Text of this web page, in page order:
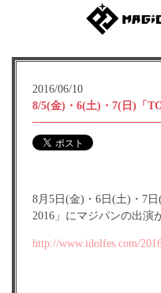
2016/06/10
8/5(金)・6(土)・7(日)「
8月5日(金)・6日(土)・7
2016」にマジパンの出演
http://www.idolfes.com/